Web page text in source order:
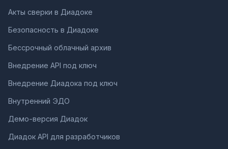
Акты сверки в Диадоке
Безопасность в Диадоке
Бессрочный облачный архив
Внедрение API под ключ
Внедрение Диадока под ключ
Внутренний ЭДО
Демо-версия Диадок
Диадок API для разработчиков